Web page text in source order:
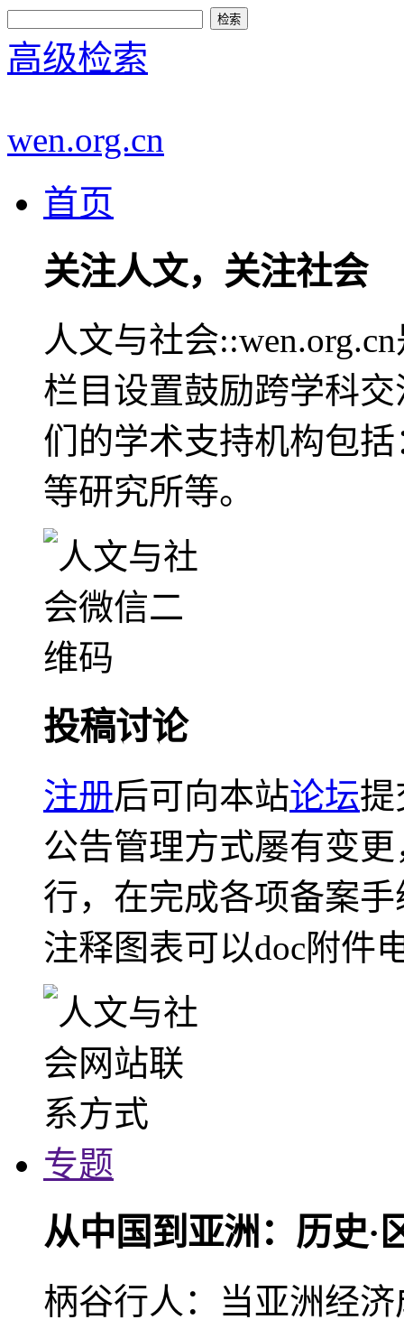
高级检索
wen.org.cn
首页
关注人文，关注社会
人文与社会
栏目设置鼓励跨学科
们的学术支持机构包
等研究所等。
投稿讨论
注册后可向本站论坛提
公告管理方式屡有变
行，在完成各项备案
注释图表可以doc附件
专题
从中国到亚洲：历史·
柄谷行人：当亚洲经